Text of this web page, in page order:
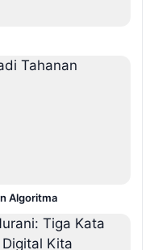
Algoritma